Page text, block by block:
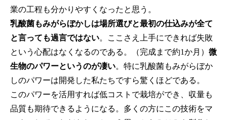
業の工程も分かりやすくなったと思う。
乳酸菌もみがらぼかしは場所選びと最初の仕込みが全て
と言っても過言ではない。ここさえ上手にできれば失敗
という心配はなくなるのである。（完成まで約1か月） 微
生物のパワーというのが凄い。特に乳酸菌もみがらぼか
しのパワーは開発した私たちですら驚くほどである。
このパワーを活用すれば低コストで栽培ができ、収量も
品質も期待できるようになる。多くの方にこの技術をマ